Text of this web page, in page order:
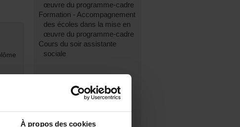
À propos des cookies
œuvre du programme-cadre
Formation - Accompagnement
des écoles dans la mise en
œuvre du programme-cadre
Cours du soir assistante
sociale
Les derniers sujets
Recherche avancée